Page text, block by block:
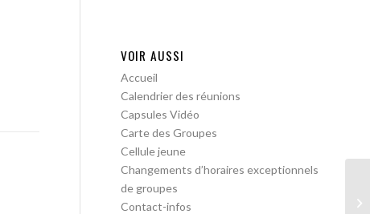
VOIR AUSSI
Accueil
Calendrier des réunions
Capsules Vidéo
Carte des Groupes
Cellule jeune
Changements d’horaires exceptionnels
de groupes
Contact-infos